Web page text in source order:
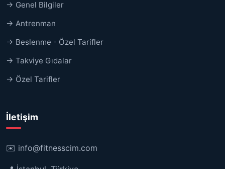
→ Genel Bilgiler
→ Antrenman
→ Beslenme - Özel Tarifler
→ Takviye Gıdalar
→ Özel Tarifler
İletişim
✉️ info@fitnesscim.com